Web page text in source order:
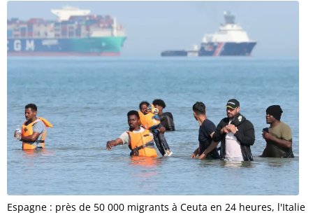
Espagne : près de 50 000 migrants à Ceuta en 24 heures, l'Italie